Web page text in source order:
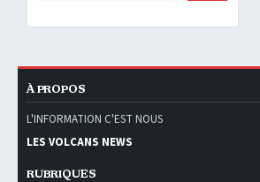
À PROPOS
L'INFORMATION C'EST NOUS
LES VOLCANS NEWS
RUBRIQUES